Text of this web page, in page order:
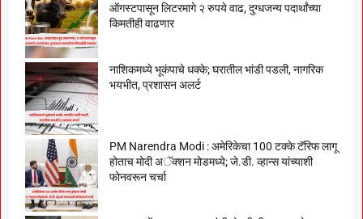
ऑगस्टपासून लिटरमागे २ रुपये वाढ, दुग्धजन्य पदार्थांच्या
किमतीही वाढणार
नाशिकमध्ये भूकंपाचे धक्के; घरातील भांडी पडली, नागरिक
भयभीत, प्रशासन अलर्ट
PM Narendra Modi : अमेरिकेचा 100 टक्के टॅरिफ लागू
होताच मोदी अॅक्शन मोडमध्ये; जे.डी. व्हान्स यांच्याशी
फोनवरून चर्चा